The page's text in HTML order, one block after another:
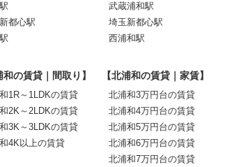
都心駅
武蔵浦和駅
埼玉新都心駅
西浦和駅
和の賃貸｜間取り】
1R～1LDKの賃貸
2K～2LDKの賃貸
3K～3LDKの賃貸
4K以上の賃貸
【北浦和の賃貸｜家賃】
北浦和3万円台の賃貸
北浦和4万円台の賃貸
北浦和5万円台の賃貸
北浦和6万円台の賃貸
北浦和7万円台の賃貸